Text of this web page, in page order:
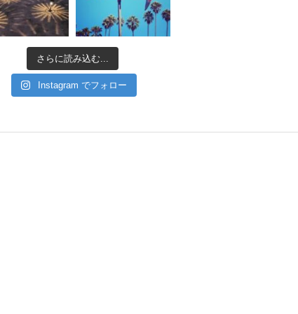
さらに読み込む...
Instagram でフォロー